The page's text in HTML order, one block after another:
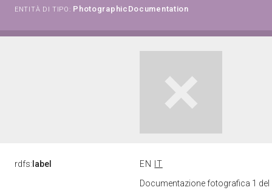
ENTITÀ DI TIPO: PhotographicDocumentation
rdfs: label EN
IT
Documentazione fotografica 1